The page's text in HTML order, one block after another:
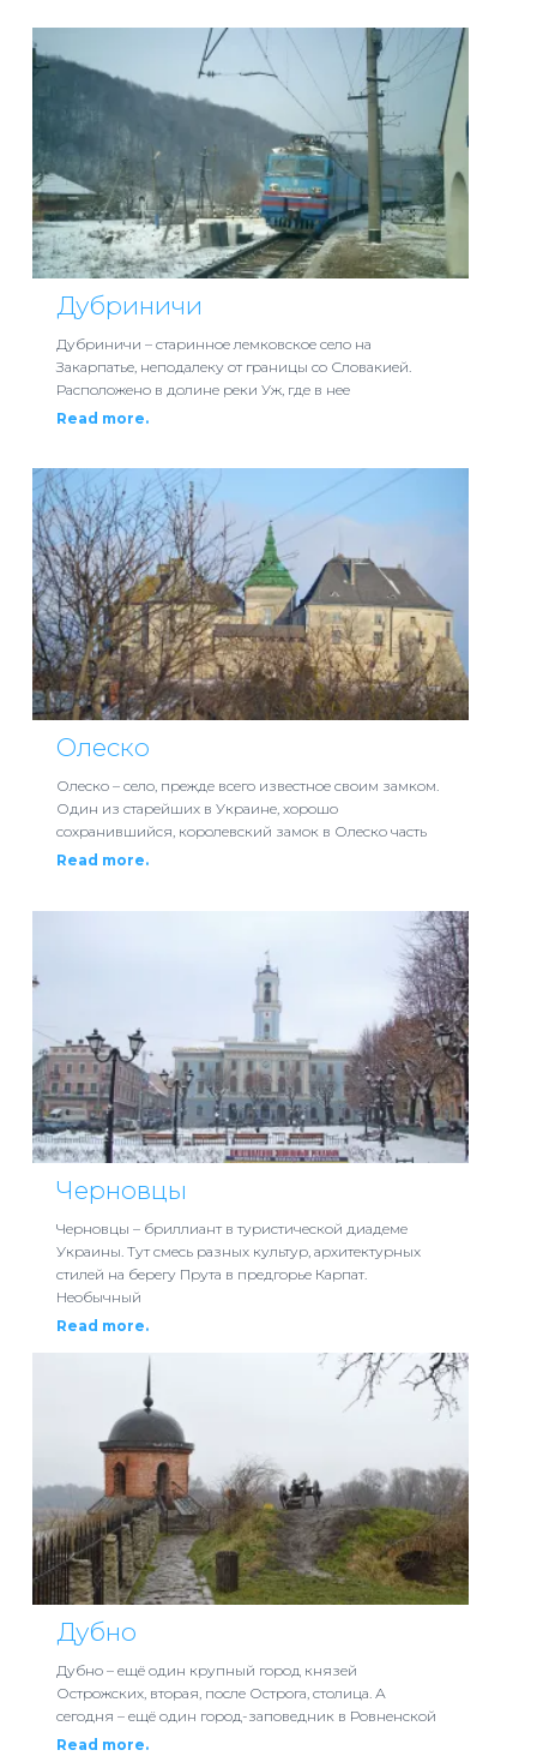
Дубриничи
Дубриничи – старинное лемковское село на
Закарпатье, неподалеку от границы со Словакией.
Расположено в долине реки Уж, где в нее
Read more.
Олеско
Олеско – село, прежде всего известное своим замком.
Один из старейших в Украине, хорошо
сохранившийся, королевский замок в Олеско часть
Read more.
Черновцы
Черновцы – бриллиант в туристической диадеме
Украины. Тут смесь разных культур, архитектурных
стилей на берегу Прута в предгорье Карпат.
Необычный
Read more.
Дубно
Дубно – ещё один крупный город князей
Острожских, вторая, после Острога, столица. А
сегодня – ещё один город-заповедник в Ровненской
Read more.